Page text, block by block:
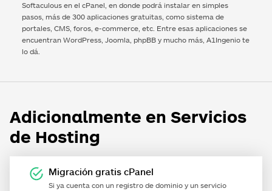
Softaculous en el cPanel, en donde podrá instalar en simples
pasos, más de 300 aplicaciones gratuitas, como sistema de
portales, CMS, foros, e-commerce, etc. Entre esas aplicaciones se
encuentran WordPress, Joomla, phpBB y mucho más, A1Ingenio te
lo dá.
Adicionalmente en Servicios
de Hosting
Migración gratis cPanel
Si ya cuenta con un registro de dominio y un servicio